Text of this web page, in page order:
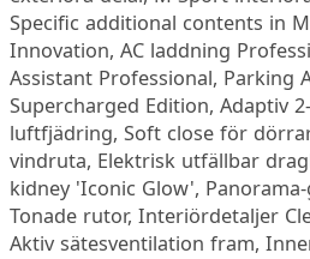
Specific additional contents in
Innovation, AC laddning
Assistant Professional, Parking
Supercharged Edition, Adaptiv
luftfjädring, Soft close för
vindruta, Elektrisk utfällbar
kidney 'Iconic Glow',
Tonade rutor, Interiördetaljer
Aktiv sätesventilation fram,